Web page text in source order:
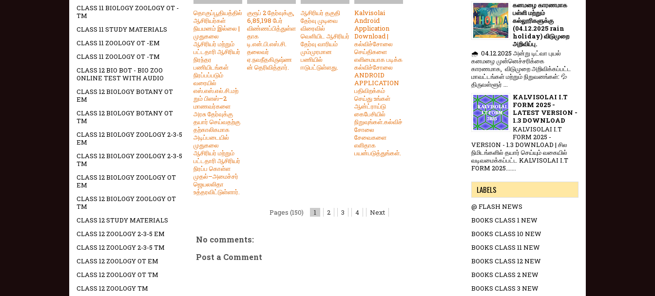
தொகுப்பூதியத்தில்
ஆசிரியர்கள்
நியமனம் இல்லை |
முதுகலை
ஆசிரியர் மற்றும்
பட்டதாரி ஆசிரியர்
நிரந்தர
பணியிடங்கள்
நிரப்பப்படும்
வரையில்
எஸ்.எஸ்.எல்.சி.மற்
றும் பிளஸ்–2
மாணவர்களை
அரசு தேர்வுக்கு
தயார் செய்வதற்கு
தற்காலிகமாக
அடிப்படையில்
முதுகலை
ஆசிரியர் மற்றும்
பட்டதாரி ஆசிரியர்
நிரப்ப கொள்ள
முதல்–அமைச்சர்
ஜெயலலிதா
உத்தரவிட்டுள்ளார்.
குரூப் 2 தேர்வுக்கு,
6,85,198 பேர்
விண்ணப்பித்துள்ள
தாக
டி.என்.பி.எஸ்.சி.
தலைவர்
ஏ.நவநீதகிருஷ்ண
ன் தெரிவித்தார்.
ஆசிரியர் தகுதி
தேர்வு முடிவை
விரைவில்
வெளியிட ஆசிரியர்
தேர்வு வாரியம்
மும்முரமான
பணியில்
ஈடுபட்டுள்ளது.
Kalvisolai
Android
Application
Download |
கல்விச்சோலை
செய்திகளை
எளிமையாக படிக்க
கல்விச்சோலை
ANDROID
APPLICATION
பதிவிறக்கம்
செய்து உங்கள்
ஆன்ட்ராய்டு
கைபேசியில்
நிறுவுங்கள்.கல்விச்
சோலை
சேவைகளை
எளிதாக
பயன்படுத்துங்கள்.
Pages (150) 1 2 3 4 Next
No comments:
Post a Comment
CLASS 11 BIOLOGY ZOOLOGY OT -
TM
CLASS 11 STUDY MATERIALS
CLASS 11 ZOOLOGY OT -EM
CLASS 11 ZOOLOGY OT -TM
CLASS 12 BIO BOT - BIO ZOO
ONLINE TEST WITH AUDIO
CLASS 12 BIOLOGY BOTANY OT
EM
CLASS 12 BIOLOGY BOTANY OT
TM
CLASS 12 BIOLOGY ZOOLOGY 2-3-5
EM
CLASS 12 BIOLOGY ZOOLOGY 2-3-5
TM
CLASS 12 BIOLOGY ZOOLOGY OT
EM
CLASS 12 BIOLOGY ZOOLOGY OT
TM
CLASS 12 STUDY MATERIALS
CLASS 12 ZOOLOGY 2-3-5 EM
CLASS 12 ZOOLOGY 2-3-5 TM
CLASS 12 ZOOLOGY OT EM
CLASS 12 ZOOLOGY OT TM
CLASS 12 ZOOLOGY TM
கனமழை காரணமாக
பள்ளி மற்றும்
கல்லூரிகளுக்கு
(04.12.2025 rain
holiday) விடுமுறை
அறிவிப்பு.
🌧️ 04.12.2025 அன்று டிட்வா புயல்
கனமழை முன்னெச்சரிக்கை
காரணமாக, விடுமுறை அறிவிக்கப்பட்ட
மாவட்டங்கள் மற்றும் நிறுவனங்கள்: 💦
திருவள்ளூர் ...
KALVISOLAI I.T
FORM 2025 -
LATEST VERSION -
1.3 DOWNLOAD
KALVISOLAI I.T
FORM 2025 -
VERSION - 1.3 DOWNLOAD | சில
நிமிடங்களில் தயார் செய்யும் வகையில்
வடிவமைக்கப்பட்ட KALVISOLAI I.T
FORM 2025.......
LABELS
@ FLASH NEWS
BOOKS CLASS 1 NEW
BOOKS CLASS 10 NEW
BOOKS CLASS 11 NEW
BOOKS CLASS 12 NEW
BOOKS CLASS 2 NEW
BOOKS CLASS 3 NEW